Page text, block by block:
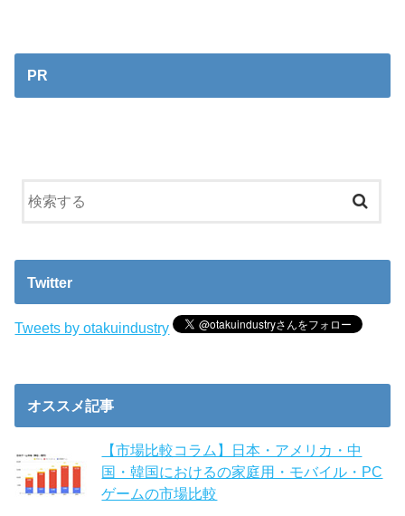
PR
Twitter
Tweets by otakuindustry
オススメ記事
【市場比較コラム】日本・アメリカ・中
国・韓国におけるの家庭用・モバイル・PC
ゲームの市場比較